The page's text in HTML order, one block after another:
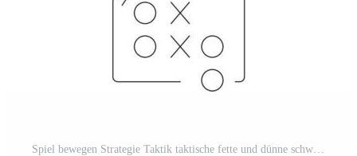
Spiel bewegen Strategie Taktik taktische fette und dünne schwarze Linie Symbolsatz Kostenloser Vektor